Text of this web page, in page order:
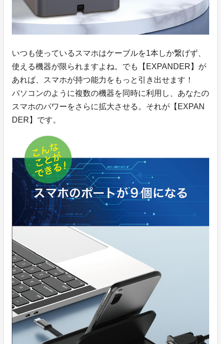
いつも使っているスマホはケーブルを1本しか繋げず、
使える機器が限られますよね。でも【EXPANDER】が
あれば、スマホが持つ能力をもっと引き出せます！
パソコンのように複数の機器を同時に利用し、あなたの
スマホのパワーをさらに拡大させる。それが【EXPAN
DER】です。